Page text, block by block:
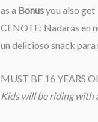
as a Bonusyou also get
CENOTE: Nadarás en
un delicioso snack
MUST BE 16 YEARS
Kids will be riding with